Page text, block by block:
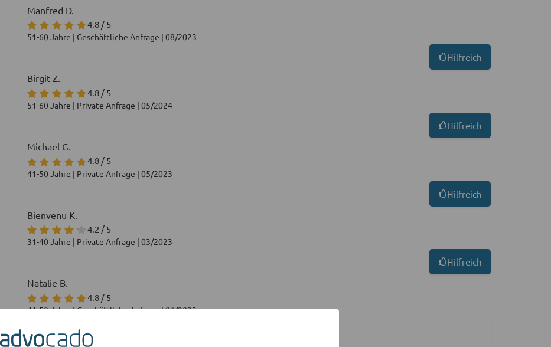
Manfred D.
4.8 / 5
51-60 Jahre | Geschäftliche Anfrage | 08/2023
Hilfreich
Birgit Z.
4.8 / 5
51-60 Jahre | Private Anfrage | 05/2024
Hilfreich
Michael G.
4.8 / 5
41-50 Jahre | Private Anfrage | 05/2023
Hilfreich
Bienvenu K.
4.2 / 5
31-40 Jahre | Private Anfrage | 03/2023
Hilfreich
Natalie B.
4.8 / 5
41-50 Jahre | Geschäftliche Anfrage | 06/2023
Vielen Dank